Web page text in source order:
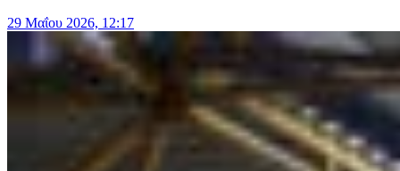
29 Μαΐου 2026, 12:17